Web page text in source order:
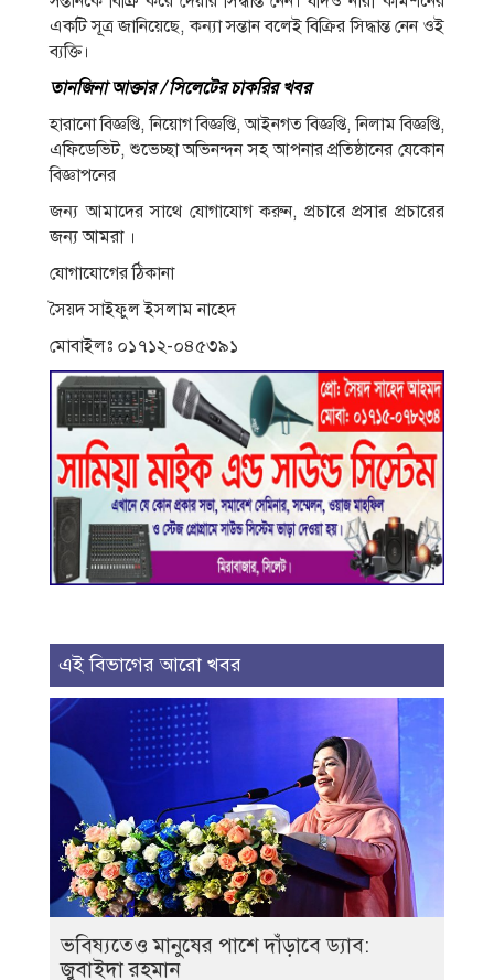
একটি সূত্র জানিয়েছে, কন্যা সন্তান বলেই বিক্রির সিদ্ধান্ত নেন ওই
ব্যক্তি।
তানজিনা আক্তার / সিলেটের চাকরির খবর
হারানো বিজ্ঞপ্তি, নিয়োগ বিজ্ঞপ্তি, আইনগত বিজ্ঞপ্তি, নিলাম বিজ্ঞপ্তি,
এফিডেভিট, শুভেচ্ছা অভিনন্দন সহ আপনার প্রতিষ্ঠানের যেকোন
বিজ্ঞাপনের
জন্য আমাদের সাথে যোগাযোগ করুন, প্রচারে প্রসার প্রচারের
জন্য আমরা ।
যোগাযোগের ঠিকানা
সৈয়দ সাইফুল ইসলাম নাহেদ
মোবাইলঃ ০১৭১২-০৪৫৩৯১
এই বিভাগের আরো খবর
ভবিষ্যতেও মানুষের পাশে দাঁড়াবে ড্যাব:
জুবাইদা রহমান